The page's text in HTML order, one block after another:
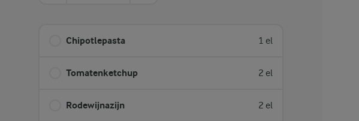
Chipotlepasta 1 el
Tomatenketchup 2 el
Rodewijnazijn 2 el